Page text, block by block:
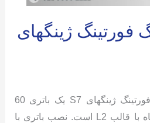
فورتینگ ژینگهای
باتری فابریک دانگ فنگ فورتینگ ژینگهای S7 یک باتری 60
آمپر، قطب چپ، پایه کوتاه با قالب L2 است. نصب باتری با